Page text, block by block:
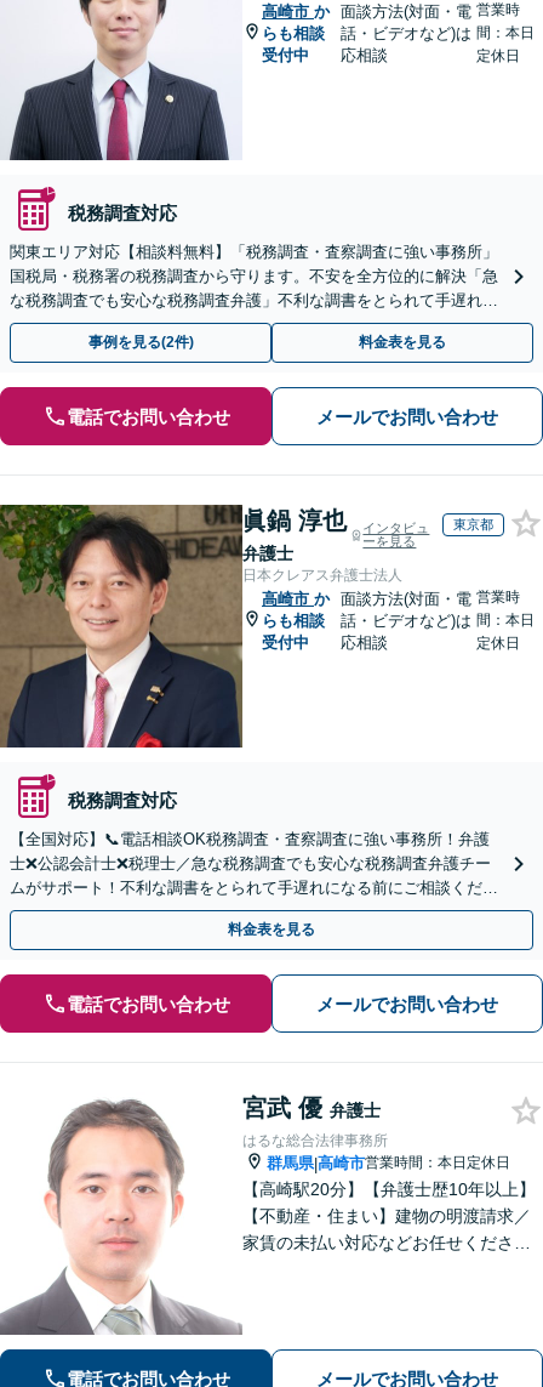
高崎市 か
らも相談
受付中
面談方法(対面・電
話・ビデオなど)は
応相談
営業時
間：本日
定休日
税務調査対応
関東エリア対応【相談料無料】「税務調査・査察調査に強い事務所」
国税局・税務署の税務調査から守ります。不安を全方位的に解決「急
な税務調査でも安心な税務調査弁護」不利な調書をとられて手遅れに
なる前にご相談を
事例を見る(2件) 料金表を見る
電話でお問い合わせ メールでお問い合わせ
眞鍋 淳也
弁護士
インタビュ
ーを見る
東京都
日本クレアス弁護士法人
高崎市 か
らも相談
受付中
面談方法(対面・電
話・ビデオなど)は
応相談
営業時
間：本日
定休日
税務調査対応
【全国対応】📞電話相談OK税務調査・査察調査に強い事務所！弁護
士❌公認会計士❌税理士／急な税務調査でも安心な税務調査弁護チー
ムがサポート！不利な調書をとられて手遅れになる前にご相談くださ
い。
料金表を見る
電話でお問い合わせ メールでお問い合わせ
宮武 優 弁護士
はるな総合法律事務所
群馬県|高崎市営業時間：本日定休日
【高崎駅20分】【弁護士歴10年以上】
【不動産・住まい】建物の明渡請求／
家賃の未払い対応などお任せくださ
気軽にご相談ください。
電話でお問い合わせ メールでお問い合わせ